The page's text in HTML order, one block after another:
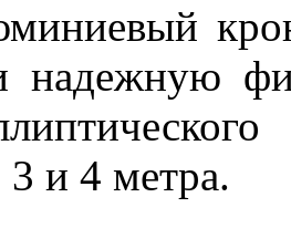
надежную
3 и 4 метра.